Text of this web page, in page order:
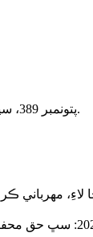
پتونمبر 389، سيڪشن 3، اوڀر ٽيون رنگ روڊ، پينگزو انڊسٽريل پارڪ، چينگدو، سيچوان چين.